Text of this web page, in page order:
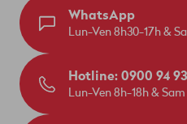
WhatsApp
Lun-Ven 8h30-17h &
Hotline: 0900 94
Lun-Ven 8h-18h &